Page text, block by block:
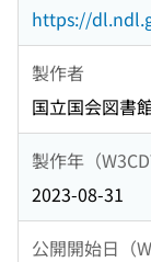
https://
製作者
国立国会図書
製作年（
2023-08-31
公開開始日（